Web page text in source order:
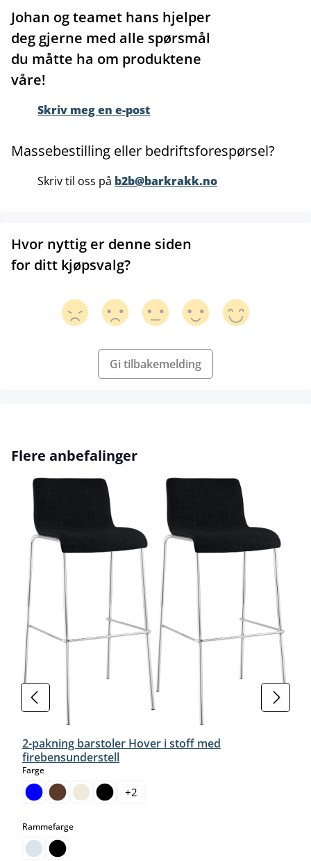
Johan og teamet hans hjelper
deg gjerne med alle spørsmål
du måtte ha om produktene
våre!
Skriv meg en e-post
Massebestilling eller bedriftsforespørsel?
Skriv til oss på b2b@barkrakk.no
Hvor nyttig er denne siden
for ditt kjøpsvalg?
Gi tilbakemelding
Hopp over produktgalleri
Flere anbefalinger
2-pakning barstoler Hover i stoff med
firebensunderstell
Fargeselect
+2
Rammefargeselect